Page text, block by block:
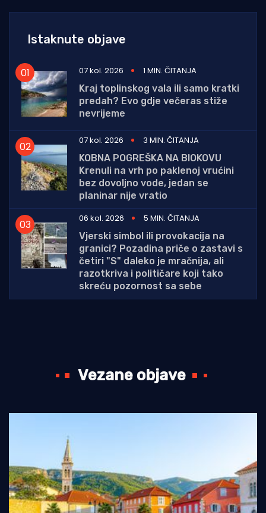
Istaknute objave
07 kol. 2026
1 MIN. ČITANJA
Kraj toplinskog vala ili samo kratki
predah? Evo gdje večeras stiže
nevrijeme
07 kol. 2026
3 MIN. ČITANJA
KOBNA POGREŠKA NA BIOKOVU
Krenuli na vrh po paklenoj vrućini
bez dovoljno vode, jedan se
planinar nije vratio
06 kol. 2026
5 MIN. ČITANJA
Vjerski simbol ili provokacija na
granici? Pozadina priče o zastavi s
četiri "S" daleko je mračnija, ali
razotkriva i političare koji tako
skreću pozornost sa sebe
Vezane objave